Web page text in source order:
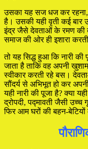
उसका यह सज धज कर रहना,
है। उसकी यही वृती कई बार
इंद्र जैसे देवताओं के रमण की
समाज की ओर ही इशारा
तो यह सिद्ध हुआ कि नारी
जाता है ताकि वह अपनी
स्वीकार करती रहे बस।
सौंदर्य से अभिभूत हो कर
यही नारी की पूजा है? क्या
द्रोपदी, पद्मावती जैसी उच्च
फिर आम घरों की बहन-